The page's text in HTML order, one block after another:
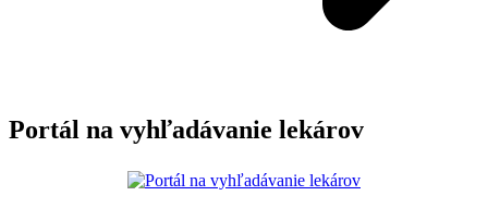
Portál na vyhľadávanie lekárov